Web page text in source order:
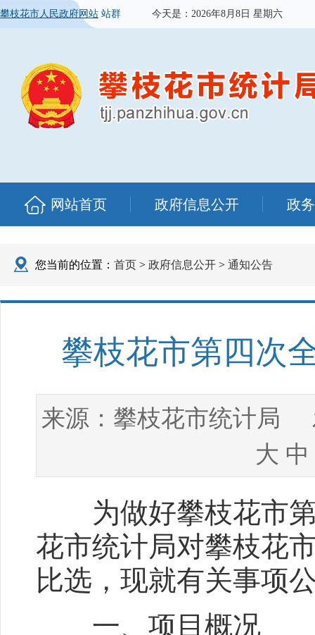
攀枝花市人民政府网站 站群 今天是： 2026年8月8日 星期六
网站首页 政府信息公开 政
您当前的位置： 首页 > 政府信息公开 > 通知公告
攀枝花市第四次
来源： 攀枝花市统计局
大 中
为做好攀枝花市第
花市统计局对攀枝花
比选，现就有关事项
一、项目概况